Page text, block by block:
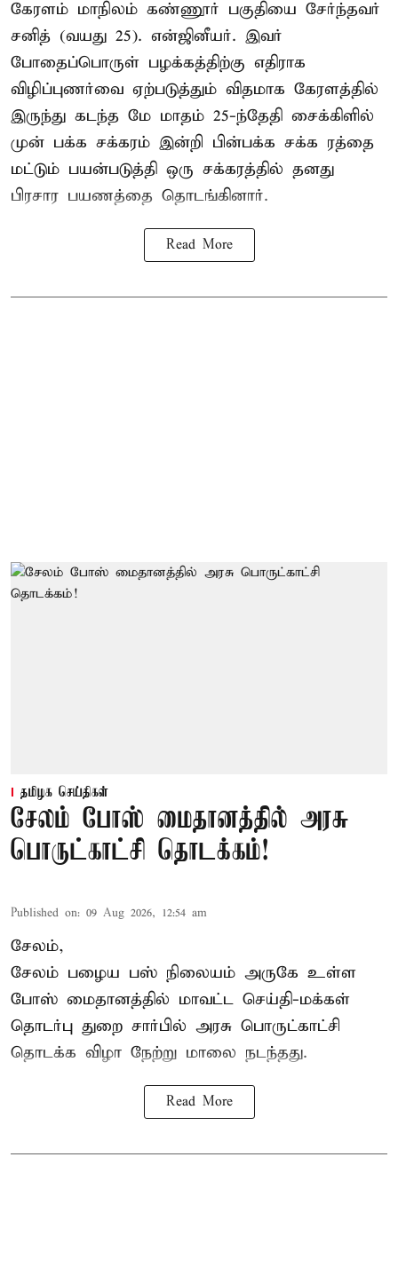
கேரளம் மாநிலம் கண்ணூர் பகுதியை சேர்ந்தவர்
சனித் (வயது 25). என்ஜினீயர். இவர்
போதைப்பொருள் பழக்கத்திற்கு எதிராக
விழிப்புணர்வை ஏற்படுத்தும் விதமாக கேரளத்தில்
இருந்து கடந்த மே மாதம் 25-ந்தேதி சைக்கிளில்
முன் பக்க சக்கரம் இன்றி பின்பக்க சக்க ரத்தை
மட்டும் பயன்படுத்தி ஒரு சக்கரத்தில் தனது
பிரசார பயணத்தை தொடங்கினார்.
Read More
தமிழக செய்திகள்
சேலம் போஸ் மைதானத்தில் அரசு
பொருட்காட்சி தொடக்கம்!
Published on: 09 Aug 2026, 12:54 am
சேலம்,
சேலம் பழைய பஸ் நிலையம் அருகே உள்ள
போஸ் மைதானத்தில் மாவட்ட செய்தி-மக்கள்
தொடர்பு துறை சார்பில் அரசு பொருட்காட்சி
தொடக்க விழா நேற்று மாலை நடந்தது.
Read More